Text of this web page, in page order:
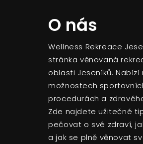
O nás
Wellness Rekreace
stránka věnovaná
oblasti Jeseníků.
možnostech
procedurách a
Zde najdete užitečné
pečovat o své zdraví,
a jak se plně věnovat